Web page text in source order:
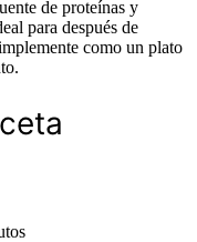
de proteínas y
para después de
como un plato